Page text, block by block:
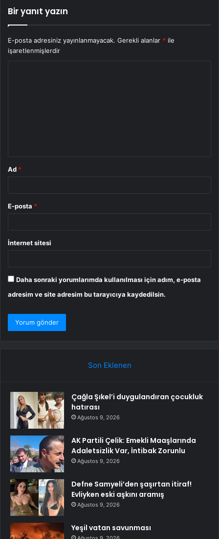
Bir yanıt yazın
E-posta adresiniz yayınlanmayacak. Gerekli alanlar * ile
işaretlenmişlerdir
Ad *
E-posta *
İnternet sitesi
Daha sonraki yorumlarımda kullanılması için adım, e-posta
adresim ve site adresim bu tarayıcıya kaydedilsin.
Son Eklenen
Çağla Şıkel’i duygulandıran çocukluk
hatırası
Ağustos 9, 2026
AK Partili Çelik: Emekli Maaşlarında
Adaletsizlik Var, İntibak Zorunlu
Ağustos 9, 2026
Defne Samyeli’den şaşırtan itiraf!
Evliyken eski aşkını aramış
Ağustos 9, 2026
Yeşil vatan savunması